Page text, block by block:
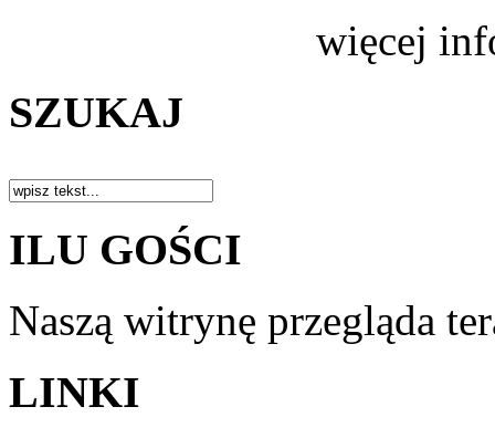
więcej
SZUKAJ
ILU GOŚCI
Naszą witrynę przegląda
LINKI